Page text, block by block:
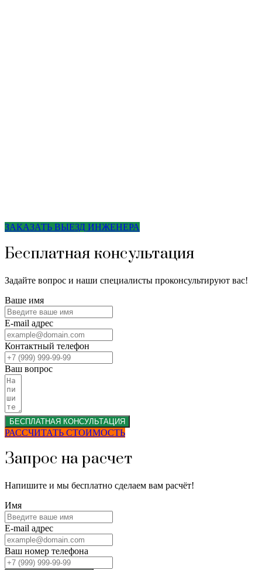
ЗАКАЗАТЬ ВЫЕЗД ИНЖЕНЕРА
Бесплатная консультация
Задайте вопрос и наши специалисты проконсультируют вас!
Ваше имя
E-mail адрес
Контактный телефон
Ваш вопрос
БЕСПЛАТНАЯ КОНСУЛЬТАЦИЯ
РАССЧИТАТЬ СТОИМОСТЬ
Запрос на расчет
Напишите и мы бесплатно сделаем вам расчёт!
Имя
E-mail адрес
Ваш номер телефона